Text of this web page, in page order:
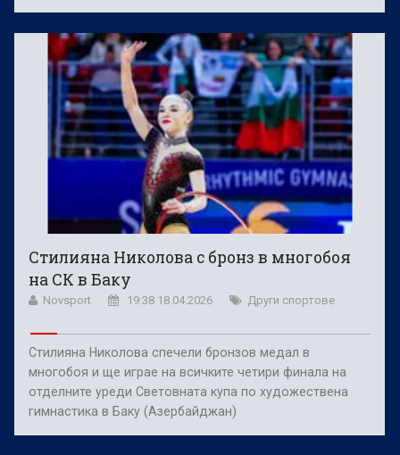
Стилияна Николова с бронз в многобоя
на СК в Баку
Novsport 19:38 18.04.2026 Други спортове
Стилияна Николова спечели бронзов медал в
многобоя и ще играе на всичките четири финала на
отделните уреди Световната купа по художествена
гимнастика в Баку (Азербайджан)